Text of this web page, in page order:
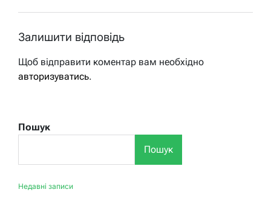
Залишити відповідь
Щоб відправити коментар вам необхідно
авторизуватись.
Пошук
Пошук
Недавні записи